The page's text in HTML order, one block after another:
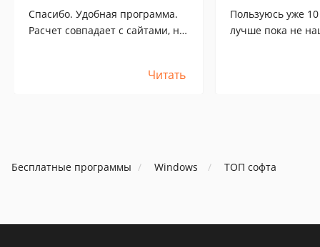
Спасибо. Удобная программа.
Расчет совпадает с сайтами, но
Читать
Пользуюсь уже
лучше пока не
Бесплатные программы Windows ТОП софта